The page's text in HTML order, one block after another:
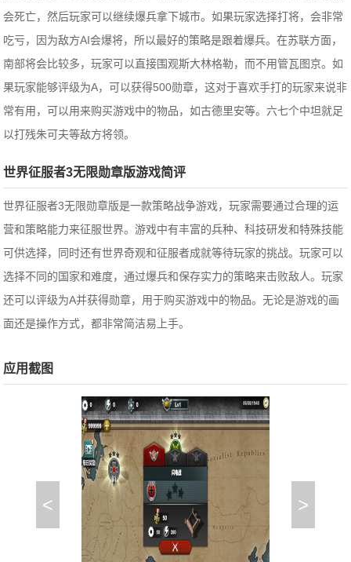
会死亡，然后玩家可以继续爆兵拿下城市。如果玩家选择打将，会非常
吃亏，因为敌方AI会爆将，所以最好的策略是跟着爆兵。在苏联方面，
南部将会比较多，玩家可以直接围观斯大林格勒，而不用管瓦图京。如
果玩家能够评级为A，可以获得500勋章，这对于喜欢手打的玩家来说非
常有用，可以用来购买游戏中的物品，如古德里安等。六七个中坦就足
以打残朱可夫等敌方将领。
世界征服者3无限勋章版游戏简评
世界征服者3无限勋章版是一款策略战争游戏，玩家需要通过合理的运
营和策略能力来征服世界。游戏中有丰富的兵种、科技研发和特殊技能
可供选择，同时还有世界奇观和征服者成就等待玩家的挑战。玩家可以
选择不同的国家和难度，通过爆兵和保存实力的策略来击败敌人。玩家
还可以评级为A并获得勋章，用于购买游戏中的物品。无论是游戏的画
面还是操作方式，都非常简洁易上手。
应用截图
< >